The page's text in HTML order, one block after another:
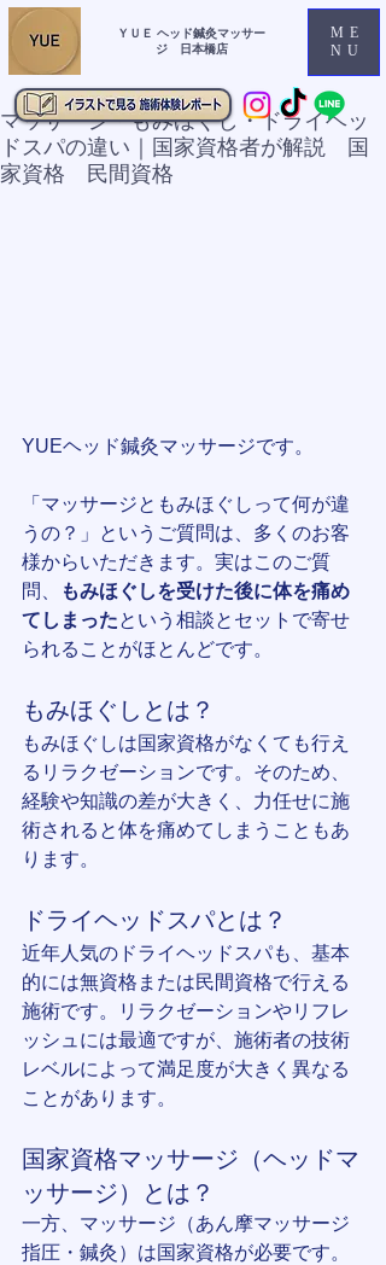
ＹＵＥ ヘッド鍼灸マッサー
ジ 日本橋店
ME
NU
マッサージ・もみほぐし・ドライヘッ
ドスパの違い｜国家資格者が解説 国
家資格 民間資格
YUEヘッド鍼灸マッサージです。
「マッサージともみほぐしって何が違
うの？」というご質問は、多くのお客
様からいただきます。実はこのご質
問、
もみほぐしを受けた後に体を痛め
てしまったという相談とセットで寄せ
られることがほとんどです。
もみほぐしとは？
もみほぐしは国家資格がなくても行え
るリラクゼーションです。そのため、
経験や知識の差が大きく、力任せに施
術されると体を痛めてしまうこともあ
ります。
ドライヘッドスパとは？
近年人気のドライヘッドスパも、基本
的には無資格または民間資格で行える
施術です。リラクゼーションやリフレ
ッシュには最適ですが、施術者の技術
レベルによって満足度が大きく異なる
ことがあります。
国家資格マッサージ（ヘッドマ
ッサージ）とは？
一方、マッサージ（あん摩マッサージ
指圧・鍼灸）は国家資格が必要です。